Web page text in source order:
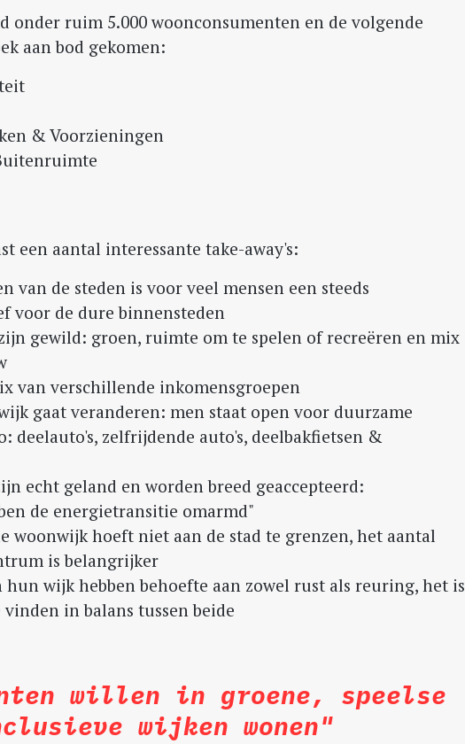
onder ruim 5.000 woonconsumenten en de volgende
aan bod gekomen:
& Voorzieningen
een aantal interessante take-away's:
van de steden is voor veel mensen een steeds
voor de dure binnensteden
gewild: groen, ruimte om te spelen of recreëren en mix
van verschillende inkomensgroepen
gaat veranderen: men staat open voor duurzame
deelauto's, zelfrijdende auto's, deelbakfietsen &
echt geland en worden breed geaccepteerd:
de energietransitie omarmd"
woonwijk hoeft niet aan de stad te grenzen, het aantal
is belangrijker
hun wijk hebben behoefte aan zowel rust als reuring, het is
in balans tussen beide
willen in groene, speelse
wijken wonen"